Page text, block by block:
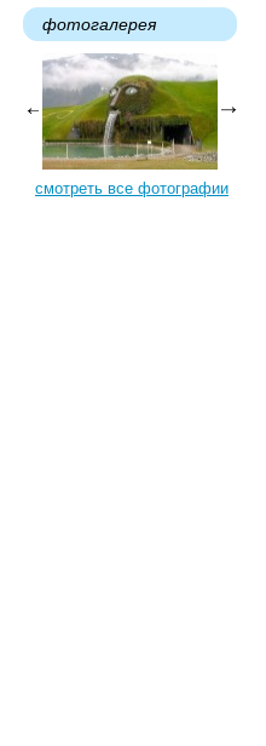
фотогалерея
смотреть все фотографии